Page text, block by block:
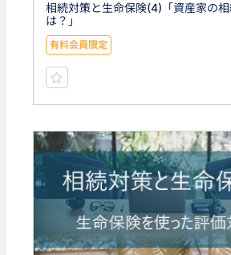
相続対策と生命保険(4)「資産家の
は？」
有料会員限定